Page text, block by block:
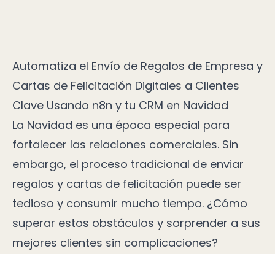
Automatiza el Envío de Regalos de Empresa y
Cartas de Felicitación Digitales a Clientes
Clave Usando n8n y tu CRM en Navidad
La Navidad es una época especial para
fortalecer las relaciones comerciales. Sin
embargo, el proceso tradicional de enviar
regalos y cartas de felicitación puede ser
tedioso y consumir mucho tiempo. ¿Cómo
superar estos obstáculos y sorprender a sus
mejores clientes sin complicaciones?